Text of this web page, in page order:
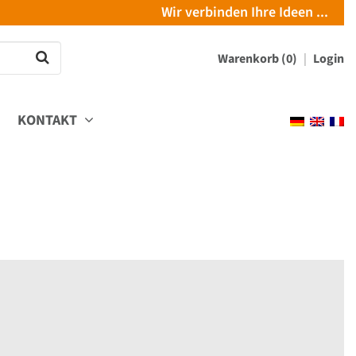
Wir verbinden Ihre Ideen ...
Warenkorb (0) Login
KONTAKT